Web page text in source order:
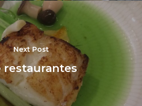
Next Post
restaurantes